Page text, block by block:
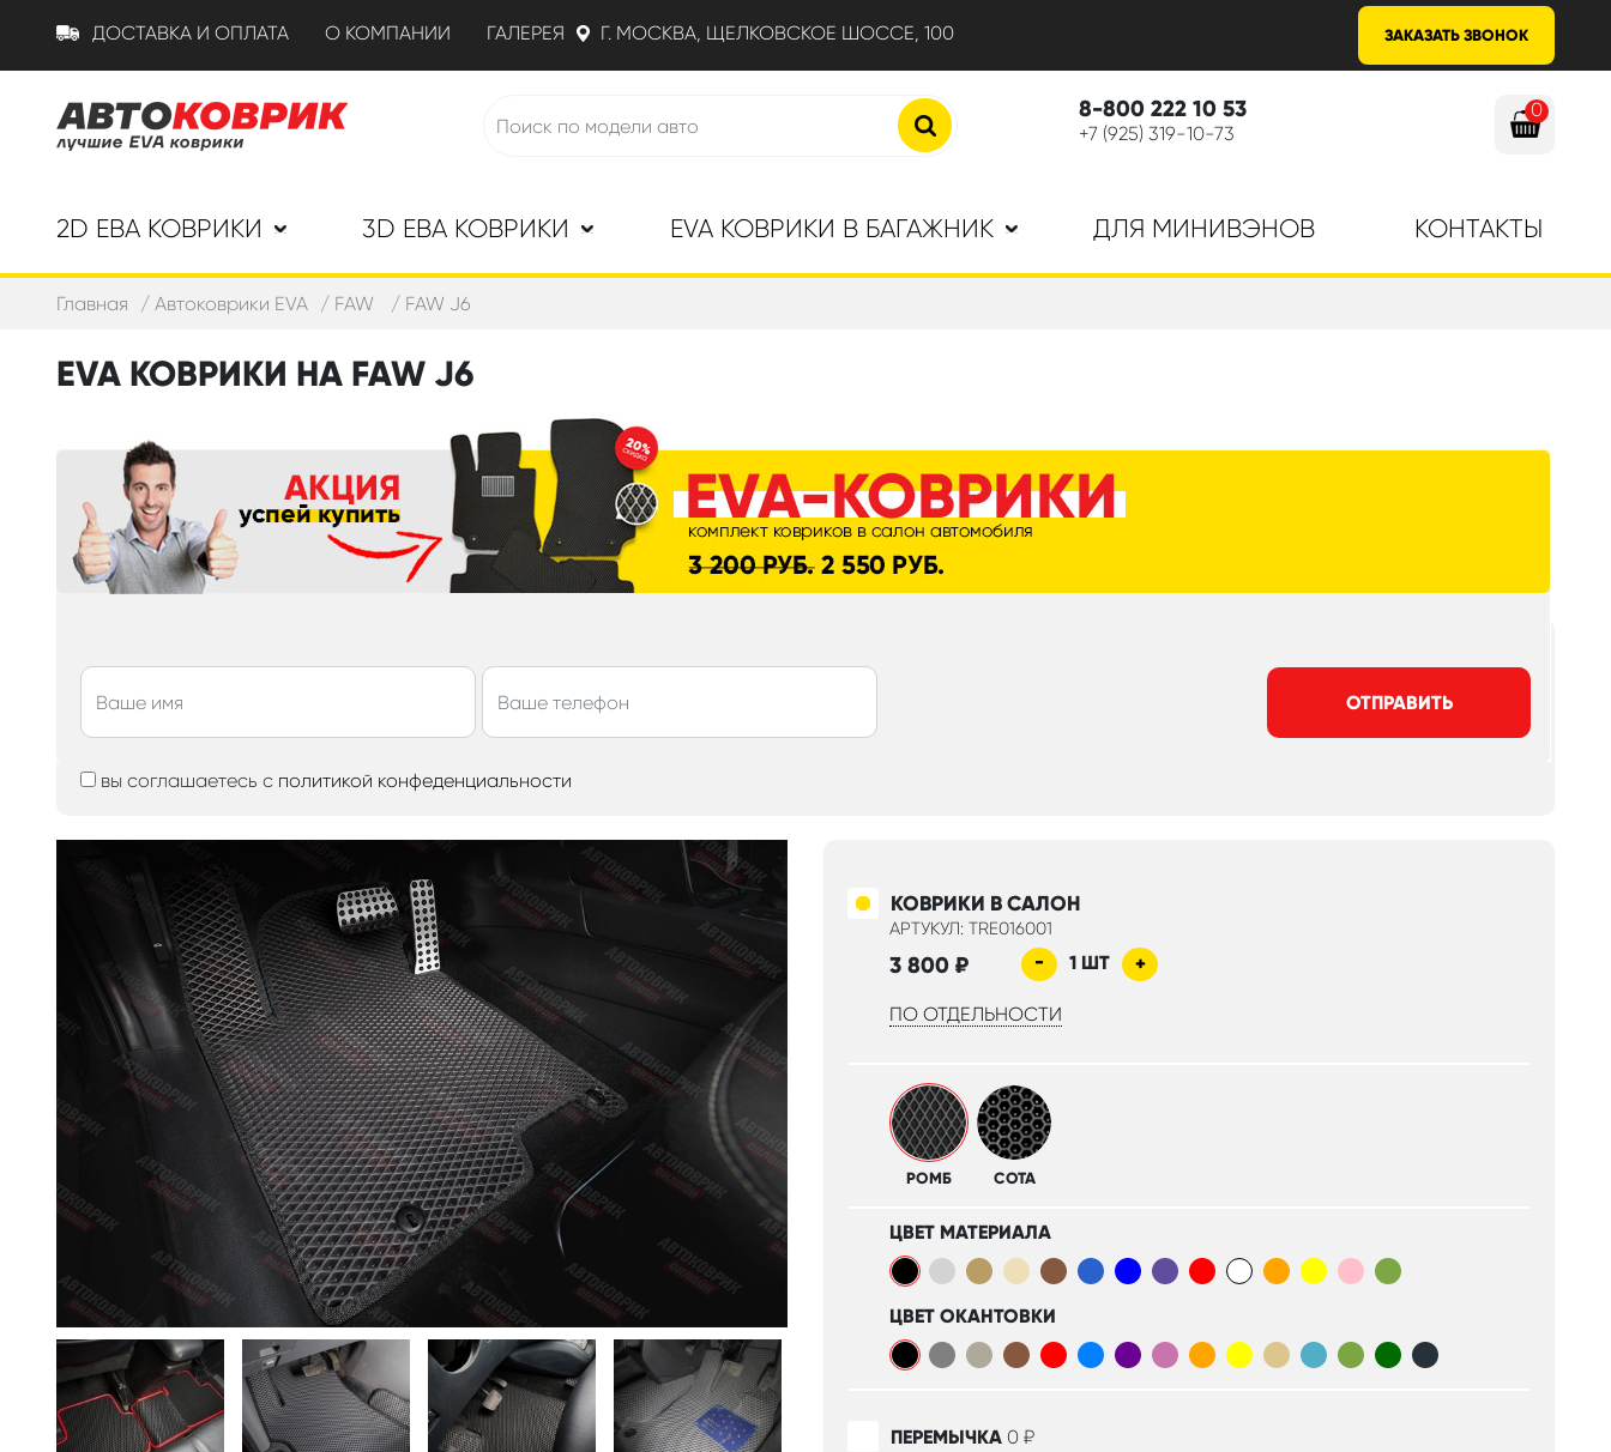
ДОСТАВКА И ОПЛАТА О КОМПАНИИ ГАЛЕРЕЯ Г. МОСКВА, ЩЕЛКОВСКОЕ ШОССЕ, 100 ЗАКАЗАТЬ ЗВОНОК
8-800 222 10 53
+7 (925) 319-10-73
0
2D ЕВА КОВРИКИ 3D ЕВА КОВРИКИ EVA КОВРИКИ В БАГАЖНИК ДЛЯ МИНИВЭНОВ КОНТАКТЫ
Главная Автоковрики EVA FAW FAW J6
EVA КОВРИКИ НА FAW J6
ОТПРАВИТЬ
вы соглашаетесь с политикой конфеденциальности
КОВРИКИ В САЛОН
АРТУКУЛ: TRE016001
3 800 ₽ - 1 ШТ +
ПО ОТДЕЛЬНОСТИ
РОМБ СОТА
ЦВЕТ МАТЕРИАЛА
ЦВЕТ ОКАНТОВКИ
ПЕРЕМЫЧКА 0 ₽